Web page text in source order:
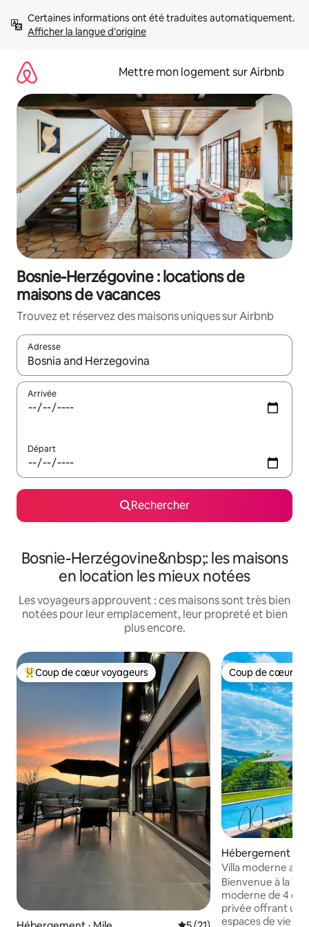
directement
Afficher la langue d'origine
Mettre mon logement sur Airbnb
Bosnie-Herzégovine : locations de
maisons de vacances
Trouvez et réservez des maisons uniques sur Airbnb
Adresse
Lorsque les résultats s'affichent, utilisez les flèches vers le
Arrivée
Départ
Rechercher
Bosnie-Herzégovine&nbsp;: les maisons
en location les mieux notées
Les voyageurs approuvent : ces maisons sont très bien
notées pour leur emplacement, leur propreté et bien
plus encore.
Coups de cœur voyageurs les plus appréciés
Coup de cœur voyageurs Coup de cœur
Coup de cœur
Hébergement ⋅
Villa moderne
Intimité totale et
Bienvenue à la
moderne de 4
privée offrant
espaces de vie